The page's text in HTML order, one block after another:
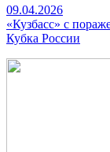
09.04.2026
«Кузбасс» с
Кубка России